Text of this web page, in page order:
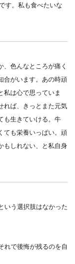
す。私も食べたいな
色んなところが痛く
合がいます。あの時頑
私は心で思っていま
れば、きっとまた元気
も生きていける。牛
ても栄養いっぱい。頑
もしれない、と私自身
いう選択肢はなかった
れで後悔が残るのを自